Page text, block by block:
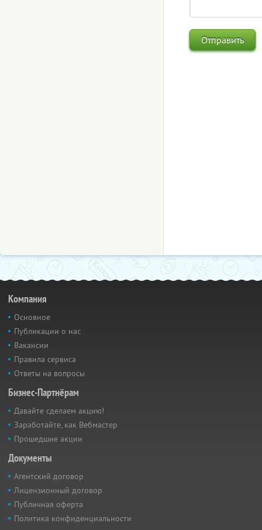
Компания
Основное
Публикации о нас
Вакансии
Правила сервиса
Ответы на вопросы
Бизнес-Партнёрам
Давайте сделаем акцию!
Заработайте, как Вебмастер
Прошедшие акции
Документы
Агентский договор
Лицензионный договор
Публичная оферта
Политика конфиденциальности